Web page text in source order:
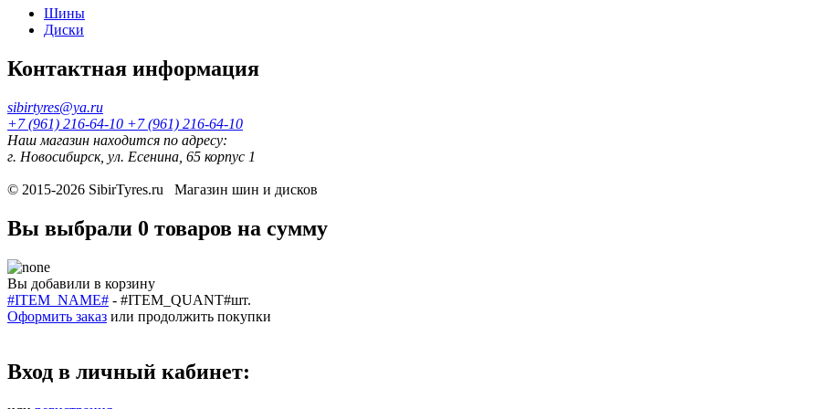
Шины
Диски
Контактная информация
sibirtyres@ya.ru
+7 (961) 216-64-10 +7 (961) 216-64-10
Наш магазин находится по адресу:
г. Новосибирск, ул. Есенина, 65 корпус 1
© 2015-2026 SibirTyres.ru Магазин шин и дисков
Вы выбрали 0 товаров на сумму
Вы добавили в корзину
#ITEM_NAME# - #ITEM_QUANT#шт.
Оформить заказ или продолжить покупки
Вход в личный кабинет: